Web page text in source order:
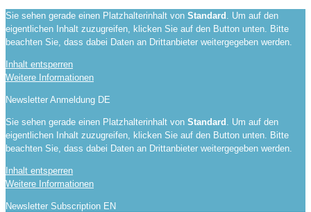
Sie sehen gerade einen Platzhalterinhalt von Standard . Um auf den
eigentlichen Inhalt zuzugreifen, klicken Sie auf den Button unten. Bitte
beachten Sie, dass dabei Daten an Drittanbieter weitergegeben werden.
Inhalt entsperren
Weitere Informationen
Newsletter Anmeldung DE
Sie sehen gerade einen Platzhalterinhalt von Standard . Um auf den
eigentlichen Inhalt zuzugreifen, klicken Sie auf den Button unten. Bitte
beachten Sie, dass dabei Daten an Drittanbieter weitergegeben werden.
Inhalt entsperren
Weitere Informationen
Newsletter Subscription EN